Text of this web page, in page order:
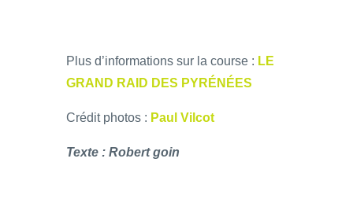
Plus d’informations sur la course : LE
GRAND RAID DES PYRÉNÉES
Crédit photos : Paul Vilcot
Texte : Robert goin